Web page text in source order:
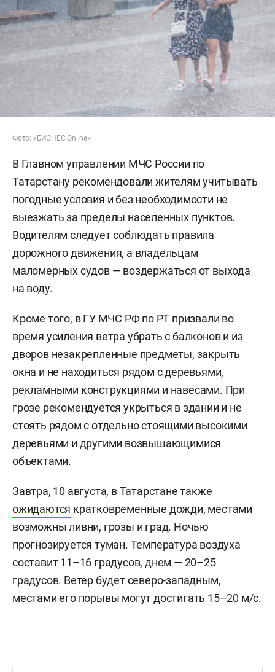
Фото: «БИЗНЕС Online»
В Главном управлении МЧС России по
Татарстану рекомендовали жителям учитывать
погодные условия и без необходимости не
выезжать за пределы населенных пунктов.
Водителям следует соблюдать правила
дорожного движения, а владельцам
маломерных судов — воздержаться от выхода
на воду.
Кроме того, в ГУ МЧС РФ по РТ призвали во
время усиления ветра убрать с балконов и из
дворов незакрепленные предметы, закрыть
окна и не находиться рядом с деревьями,
рекламными конструкциями и навесами. При
грозе рекомендуется укрыться в здании и не
стоять рядом с отдельно стоящими высокими
деревьями и другими возвышающимися
объектами.
Завтра, 10 августа, в Татарстане также
ожидаются кратковременные дожди, местами
возможны ливни, грозы и град. Ночью
прогнозируется туман. Температура воздуха
составит 11–16 градусов, днем — 20–25
градусов. Ветер будет северо-западным,
местами его порывы могут достигать 15–20 м/с.